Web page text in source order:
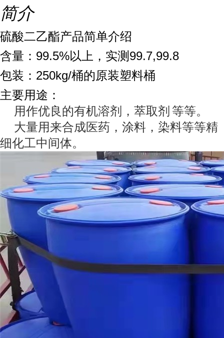
简介
硫酸二乙酯产品简单介绍
含量：99.5%以上，实测99.7,99.8
包装：250kg/桶的原装塑料桶
主要用途：
用作优良的有机溶剂， 萃取剂 等等。
大量用来合成医药，涂料，染料等等精
细化工中间体。